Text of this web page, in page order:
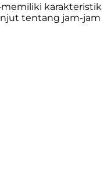
karakteristik
tentang jam-jam